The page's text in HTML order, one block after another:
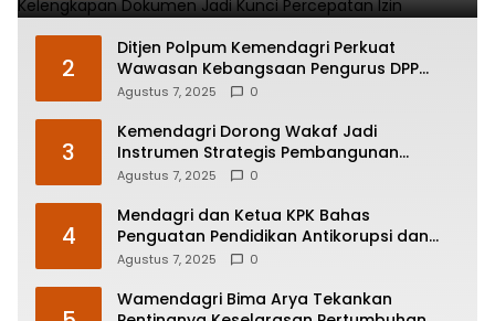
2
Ditjen Polpum Kemendagri Perkuat
Wawasan Kebangsaan Pengurus DPP
Partai Politik
Agustus 7, 2025 0
3
Kemendagri Dorong Wakaf Jadi
Instrumen Strategis Pembangunan
Daerah
Agustus 7, 2025 0
4
Mendagri dan Ketua KPK Bahas
Penguatan Pendidikan Antikorupsi dan
Transparansi Pelayanan Publik
Agustus 7, 2025 0
Wamendagri Bima Arya Tekankan